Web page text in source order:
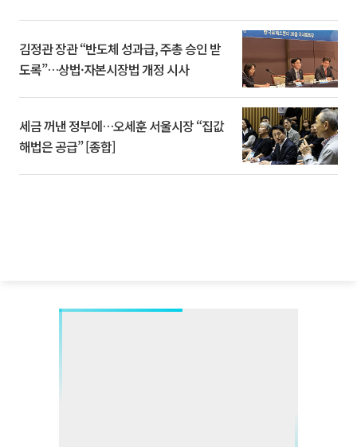
김정관 장관 “반도체 성과급, 주총 승인 받
도록”…상법·자본시장법 개정 시사
세금 꺼낸 정부에…오세훈 서울시장 “집값
해법은 공급” [종합]